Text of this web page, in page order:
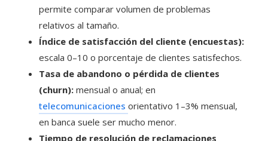
permite comparar volumen de problemas
relativos al tamaño.
Índice de satisfacción del cliente (encuestas):
escala 0–10 o porcentaje de clientes satisfechos.
Tasa de abandono o pérdida de clientes
(churn): mensual o anual; en
telecomunicaciones orientativo 1–3% mensual,
en banca suele ser mucho menor.
Tiempo de resolución de reclamaciones